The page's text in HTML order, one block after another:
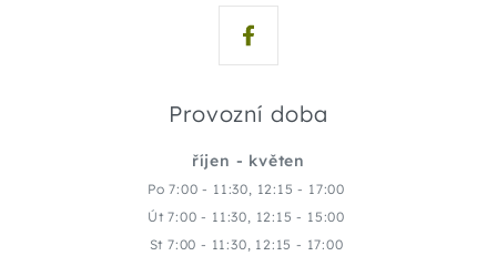
Provozní doba
říjen - květen
Po 7:00 - 11:30, 12:15 - 17:00
Út 7:00 - 11:30, 12:15 - 15:00
St 7:00 - 11:30, 12:15 - 17:00